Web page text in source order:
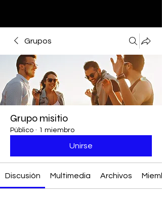
Grupos
Grupo misitio
Público · 1 miembro
Unirse
Discusión Multimedia Archivos